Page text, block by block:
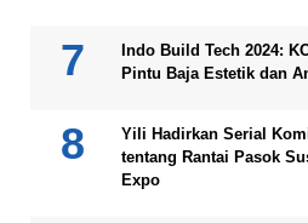
Indo Build Tech 2024:
Pintu Baja Estetik dan
Yili Hadirkan Serial
tentang Rantai Pasok
Expo